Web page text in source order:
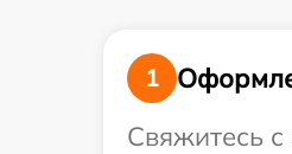
1
Свяжитесь с